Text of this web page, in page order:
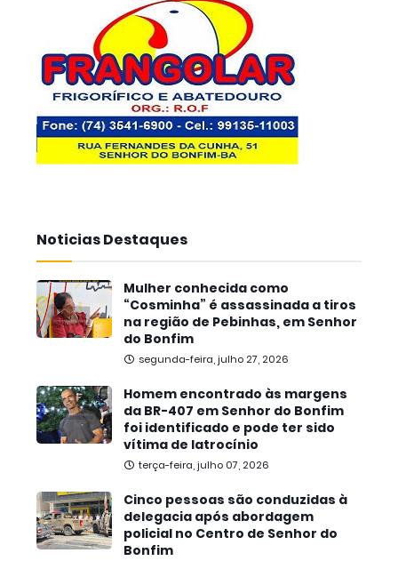
Noticias Destaques
Mulher conhecida como
“Cosminha” é assassinada a tiros
na região de Pebinhas, em Senhor
do Bonfim
segunda-feira, julho 27, 2026
Homem encontrado às margens
da BR-407 em Senhor do Bonfim
foi identificado e pode ter sido
vítima de latrocínio
terça-feira, julho 07, 2026
Cinco pessoas são conduzidas à
delegacia após abordagem
policial no Centro de Senhor do
Bonfim